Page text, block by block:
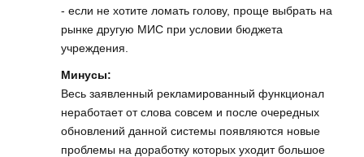
- если не хотите ломать голову, проще выбрать на
рынке другую МИС при условии бюджета
учреждения.
Минусы:
Весь заявленный рекламированный функционал
неработает от слова совсем и после очередных
обновлений данной системы появляются новые
проблемы на доработку которых уходит большое